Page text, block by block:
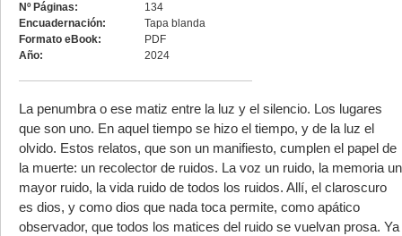
Nº Páginas:
134
Encuadernación:
Tapa blanda
Formato eBook:
PDF
Año:
2024
La penumbra o ese matiz entre la luz y el silencio. Los lugares
que son uno. En aquel tiempo se hizo el tiempo, y de la luz el
olvido. Estos relatos, que son un manifiesto, cumplen el papel de
la muerte: un recolector de ruidos. La voz un ruido, la memoria un
mayor ruido, la vida ruido de todos los ruidos. Allí, el claroscuro
es dios, y como dios que nada toca permite, como apático
observador, que todos los matices del ruido se vuelvan prosa. Ya